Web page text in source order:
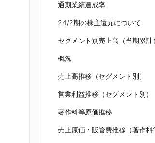
通期業績達成率
24/2期の株主還元について
セグメント別売上高（当期累計）
概況
売上高推移（セグメント別）
営業利益推移（セグメント別）
著作料等原価推移
売上原価・販管費推移（著作料